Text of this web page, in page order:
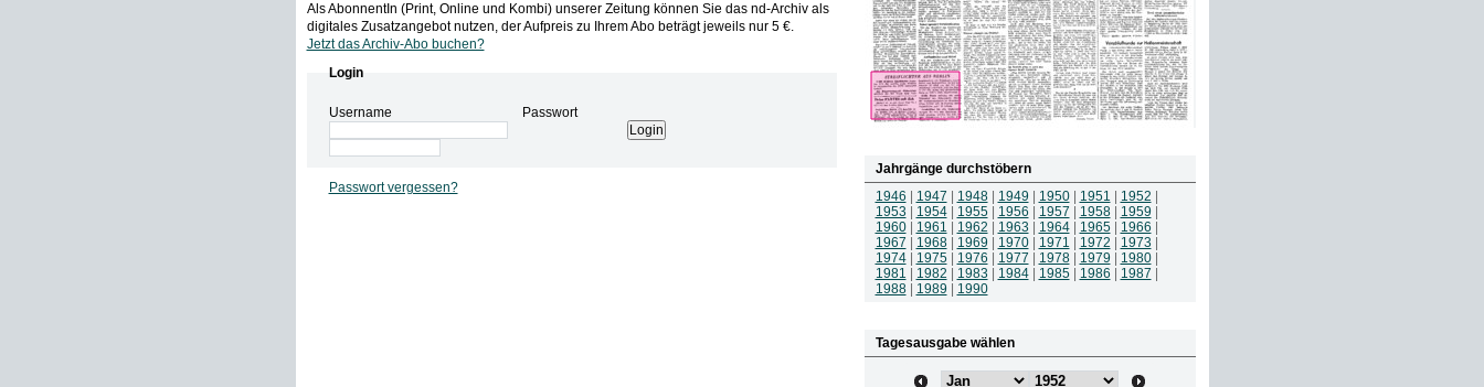
Als AbonnentIn (Print, Online und Kombi) unserer Zeitung können Sie das nd-Archiv als
digitales Zusatzangebot nutzen, der Aufpreis zu Ihrem Abo beträgt jeweils nur 5 €.
Jetzt das Archiv-Abo buchen?
Login
Username Passwort
Passwort vergessen?
Jahrgänge durchstöbern
1946
1947 1948| 1949 1950| 1951 1952
1953
1954| 1955| 1956 1957 1958| 1959
1960| 1961 1962 1963 1964| 1965| 1966
1967
1968| 1969 1970| 1971 1972 1973
1974| 1975| 1976 1977 1978| 1979 1980|
1981
1982 1983 1984| 1985| 1986 1987
1988| 1989 1990
Tagesausgabe wählen